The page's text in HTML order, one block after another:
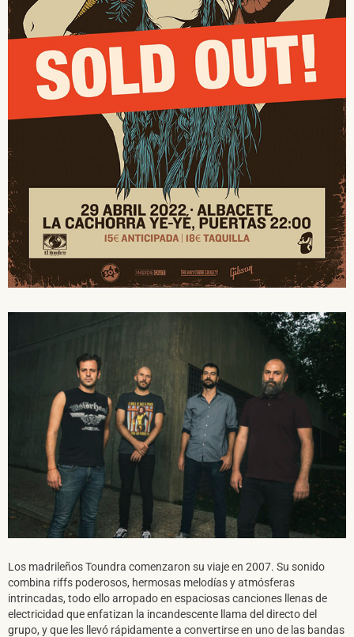
Los madrileños Toundra comenzaron su viaje en 2007. Su sonido
combina riffs poderosos, hermosas melodías y atmósferas
intrincadas, todo ello arropado en espaciosas canciones llenas de
electricidad que enfatizan la incandescente llama del directo del
grupo, y que les llevó rápidamente a convertirse en uno de las bandas
SUSCRÍBETE A NUESTRO BOLETÍN
He leído y acepto la Política de Privacidad Nota Legal